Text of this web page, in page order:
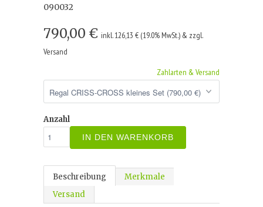
090032
790,00 € inkl. 126,13 € (19.0% MwSt.) & zzgl.
Versand
Zahlarten & Versand
Anzahl
IN DEN WARENKORB
Beschreibung
Merkmale
Versand